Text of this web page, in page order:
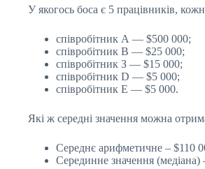
У якогось боса є 5 працівників,
співробітник А — $500 000;
співробітник B — $25 000;
співробітник З — $15 000;
співробітник D — $5 000;
співробітник E — $5 000.
Які ж середні значення можна
Середнє арифметичне – $110
Серединне значення